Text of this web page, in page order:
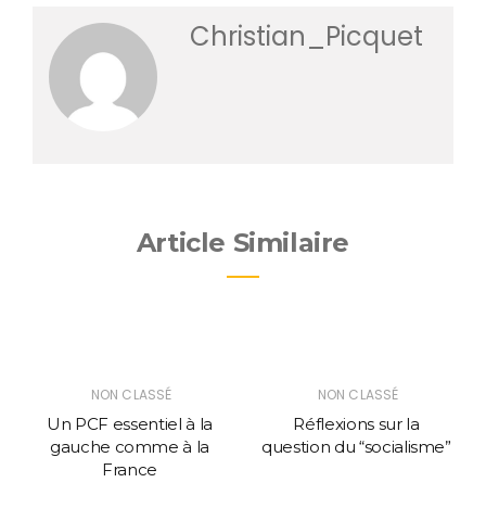
Christian_Picquet
Article Similaire
NON CLASSÉ
Un PCF essentiel à la
gauche comme à la
France
NON CLASSÉ
Réflexions sur la
question du “socialisme”